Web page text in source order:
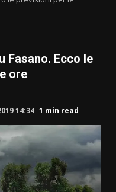
Fasano. Ecco le
ore
14:34 1 min read